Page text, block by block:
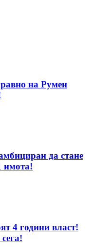
на Румен
да стане
имота!
4 години власт!